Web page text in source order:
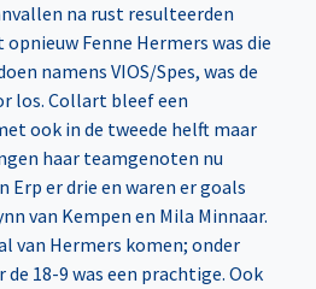
na rust resulteerden
Fenne Hermers was die
namens VIOS/Spes, was de
los. Collart bleef een
ook in de tweede helft maar
haar teamgenoten nu
Erp er drie en waren er goals
van Kempen en Mila Minnaar.
van Hermers komen; onder
18-9 was een prachtige. Ook